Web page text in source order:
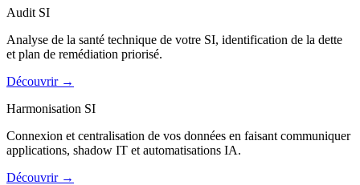
Audit SI
Analyse de la santé technique de votre SI, identification de la dette
et plan de remédiation priorisé.
Découvrir →
Harmonisation SI
Connexion et centralisation de vos données en faisant communiquer
applications, shadow IT et automatisations IA.
Découvrir →